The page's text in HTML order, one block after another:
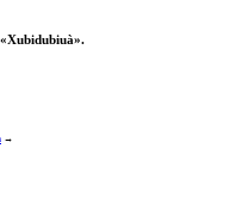
«Xubidubiuà».
→